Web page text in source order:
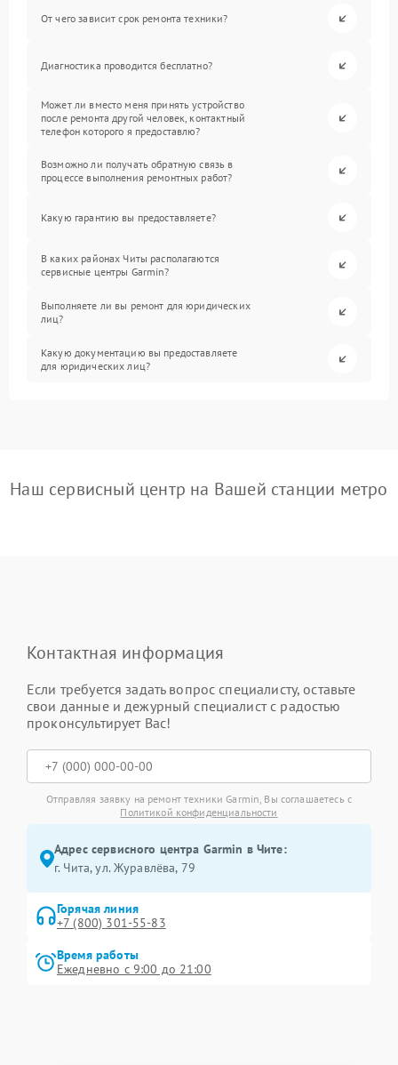
От чего зависит срок ремонта техники?
Диагностика проводится бесплатно?
Может ли вместо меня принять устройство
после ремонта другой человек, контактный
телефон которого я предоставлю?
Возможно ли получать обратную связь в
процессе выполнения ремонтных работ?
Какую гарантию вы предоставляете?
В каких районах Читы располагаются
сервисные центры Garmin?
Выполняете ли вы ремонт для юридических
лиц?
Какую документацию вы предоставляете
для юридических лиц?
Наш сервисный центр на Вашей станции метро
Контактная информация
Если требуется задать вопрос специалисту, оставьте
свои данные и дежурный специалист с радостью
проконсультирует Вас!
Отправляя заявку на ремонт техники Garmin, Вы соглашаетесь с
Политикой конфиденциальности
Адрес сервисного центра Garmin в Чите:
г. Чита, ул. Журавлёва, 79
Горячая линия
+7 (800) 301-55-83
Время работы
Ежедневно с 9:00 до 21:00